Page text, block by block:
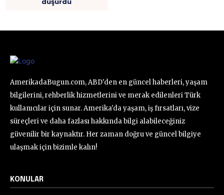
AmerikadaBugun.com, ABD'den en güncel haberleri, yaşam
bilgilerini, rehberlik hizmetlerini ve merak edilenleri Türk
kullanıcılar için sunar. Amerika'da yaşam, iş fırsatları, vize
süreçleri ve daha fazlası hakkında bilgi alabileceğiniz
güvenilir bir kaynaktır. Her zaman doğru ve güncel bilgiye
ulaşmak için bizimle kalın!
KONULAR